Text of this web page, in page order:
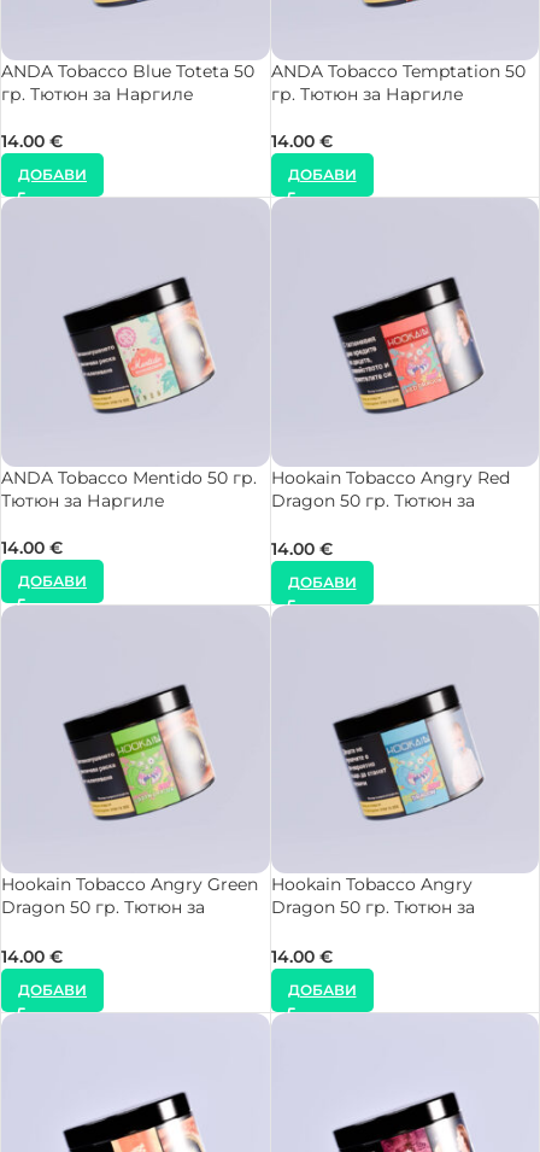
ANDA Tobacco Blue Toteta 50
гр. Тютюн за Наргиле
14.00 €
ДОБАВИ
ANDA Tobacco Temptation 50
гр. Тютюн за Наргиле
14.00 €
ДОБАВИ
ANDA Tobacco Mentido 50 гр.
Тютюн за Наргиле
14.00 €
ДОБАВИ
Hookain Tobacco Angry Red
Dragon 50 гр. Тютюн за
14.00 €
ДОБАВИ
Hookain Tobacco Angry Green
Dragon 50 гр. Тютюн за
14.00 €
ДОБАВИ
Hookain Tobacco Angry
Dragon 50 гр. Тютюн за
14.00 €
ДОБАВИ